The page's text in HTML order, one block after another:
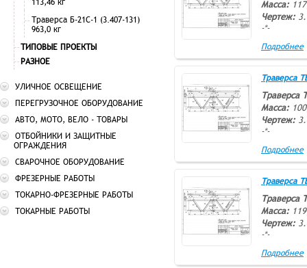
Траверса Б-21С-1 (3.407-131)
963,0 кг
ТИПОВЫЕ ПРОЕКТЫ
РАЗНОЕ
УЛИЧНОЕ ОСВЕЩЕНИЕ
ПЕРЕГРУЗОЧНОЕ ОБОРУДОВАНИЕ
АВТО, МОТО, ВЕЛО - ТОВАРЫ
ОТБОЙНИКИ И ЗАЩИТНЫЕ
ОГРАЖДЕНИЯ
СВАРОЧНОЕ ОБОРУДОВАНИЕ
ФРЕЗЕРНЫЕ РАБОТЫ
ТОКАРНО-ФРЕЗЕРНЫЕ РАБОТЫ
ТОКАРНЫЕ РАБОТЫ
Масса:
Чертеж:
-*-
Подробнее
Траверса
Траверса
Масса:
Чертеж:
-*-
Подробнее
Траверса
Траверса
Масса:
Чертеж:
-*-
Подробнее